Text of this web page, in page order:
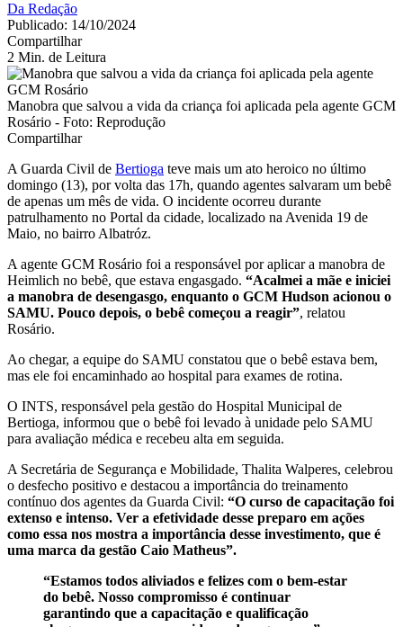
Da Redação
Publicado: 14/10/2024
Compartilhar
2 Min. de Leitura
Manobra que salvou a vida da criança foi aplicada pela agente GCM
Rosário - Foto: Reprodução
Compartilhar
A Guarda Civil de Bertioga teve mais um ato heroico no último
domingo (13), por volta das 17h, quando agentes salvaram um bebê
de apenas um mês de vida. O incidente ocorreu durante
patrulhamento no Portal da cidade, localizado na Avenida 19 de
Maio, no bairro Albatróz.
A agente GCM Rosário foi a responsável por aplicar a manobra de
Heimlich no bebê, que estava engasgado. “Acalmei a mãe e iniciei
a manobra de desengasgo, enquanto o GCM Hudson acionou o
SAMU. Pouco depois, o bebê começou a reagir”, relatou
Rosário.
Ao chegar, a equipe do SAMU constatou que o bebê estava bem,
mas ele foi encaminhado ao hospital para exames de rotina.
O INTS, responsável pela gestão do Hospital Municipal de
Bertioga, informou que o bebê foi levado à unidade pelo SAMU
para avaliação médica e recebeu alta em seguida.
A Secretária de Segurança e Mobilidade, Thalita Walperes, celebrou
o desfecho positivo e destacou a importância do treinamento
contínuo dos agentes da Guarda Civil: “O curso de capacitação foi
extenso e intenso. Ver a efetividade desse preparo em ações
como essa nos mostra a importância desse investimento, que é
uma marca da gestão Caio Matheus”.
“Estamos todos aliviados e felizes com o bem-estar
do bebê. Nosso compromisso é continuar
garantindo que a capacitação e qualificação